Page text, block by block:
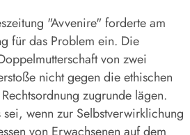
"Avvenire" forderte am
für das Problem ein. Die
von zwei
nicht gegen die ethischen
zugrunde lägen.
wenn zur Selbstverwirklichung